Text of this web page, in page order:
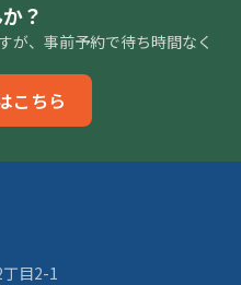
？
が、事前予約で待ち時間なく
こちら
目2-1